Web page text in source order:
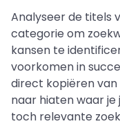
Analyseer de titels
categorie om
kansen te
voorkomen in
direct kopiëren
naar hiaten waar je
toch relevante